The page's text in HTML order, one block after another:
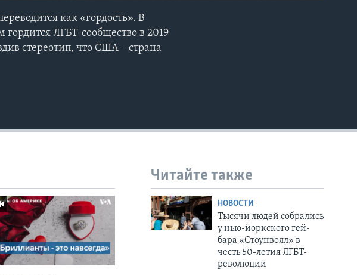
как «гордость». В
ЛГБТ-сообщество в 2019
стереотип, что США – страна
Читайте также
НОВОСТИ
Тысячи людей собрались
у нью-йоркского гей-
бара «Стоунволл» в
честь 50-летия ЛГБТ-
революции